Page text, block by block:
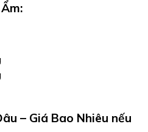
– Giá Bao Nhiêu nếu